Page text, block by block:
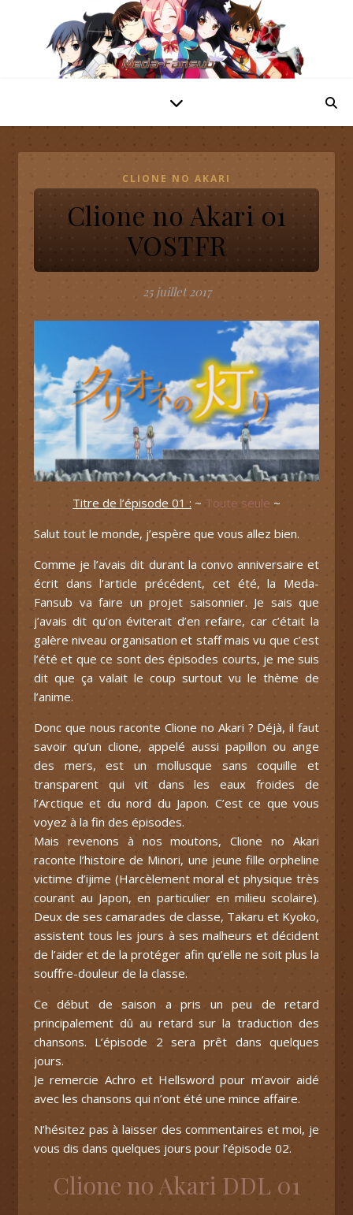
CLIONE NO AKARI
Clione no Akari 01
VOSTFR
25 juillet 2017
Titre de l’épisode 01 : ~ Toute seule ~
Salut tout le monde, j’espère que vous allez bien.
Comme je l’avais dit durant la convo anniversaire et
écrit dans l’article précédent, cet été, la Meda-
Fansub va faire un projet saisonnier. Je sais que
j’avais dit qu’on éviterait d’en refaire, car c’était la
galère niveau organisation et staff mais vu que c’est
l’été et que ce sont des épisodes courts, je me suis
dit que ça valait le coup surtout vu le thème de
l’anime.
Donc que nous raconte Clione no Akari ? Déjà, il faut
savoir qu’un clione, appelé aussi papillon ou ange
des mers, est un mollusque sans coquille et
transparent qui vit dans les eaux froides de
l’Arctique et du nord du Japon. C’est ce que vous
voyez à la fin des épisodes.
Mais revenons à nos moutons, Clione no Akari
raconte l’histoire de Minori, une jeune fille orpheline
victime d’ijime (Harcèlement moral et physique très
courant au Japon, en particulier en milieu scolaire).
Deux de ses camarades de classe, Takaru et Kyoko,
assistent tous les jours à ses malheurs et décident
de l’aider et de la protéger afin qu’elle ne soit plus la
souffre-douleur de la classe.
Ce début de saison a pris un peu de retard
principalement dû au retard sur la traduction des
chansons. L’épisode 2 sera prêt dans quelques
jours.
Je remercie Achro et Hellsword pour m’avoir aidé
avec les chansons qui n’ont été une mince affaire.
N’hésitez pas à laisser des commentaires et moi, je
vous dis dans quelques jours pour l’épisode 02.
Clione no Akari DDL 01